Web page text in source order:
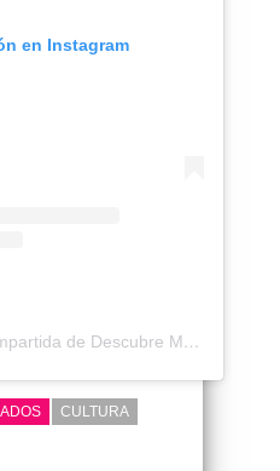
en Instagram
Una publicación compartida de Descubre Magazine (@descubremag)
CULTURA